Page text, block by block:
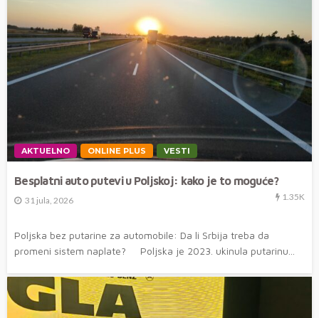
AKTUELNO ONLINE PLUS VESTI
Besplatni auto putevi u Poljskoj: kako je to moguće?
31 jula, 2026 1.35K
Poljska bez putarine za automobile: Da li Srbija treba da
promeni sistem naplate? Poljska je 2023. ukinula putarinu...